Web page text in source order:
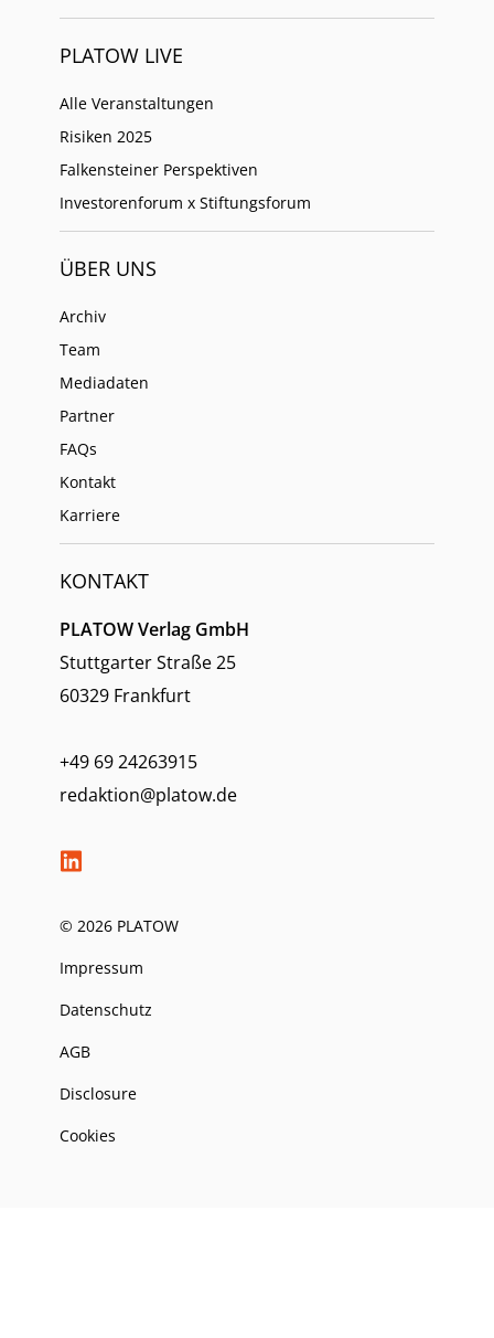
PLATOW LIVE
Alle Veranstaltungen
Risiken 2025
Falkensteiner Perspektiven
Investorenforum x Stiftungsforum
ÜBER UNS
Archiv
Team
Mediadaten
Partner
FAQs
Kontakt
Karriere
KONTAKT
PLATOW Verlag GmbH
Stuttgarter Straße 25
60329 Frankfurt
+49 69 24263915
redaktion@platow.de
© 2026 PLATOW
Impressum
Datenschutz
AGB
Disclosure
Cookies